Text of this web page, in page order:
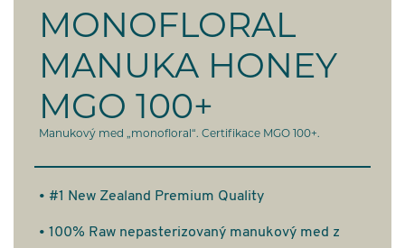
MONOFLORAL
MANUKA HONEY
MGO 100+
Manukový med „monofloral“. Certifikace MGO 100+.
• #1 New Zealand Premium Quality
• 100% Raw nepasterizovaný manukový med z